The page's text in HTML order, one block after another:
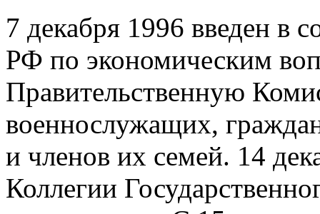
7 декабря 1996 введен в
РФ по экономическим
Правительственную
военнослужащих,
и членов их семей. 14
Коллегии